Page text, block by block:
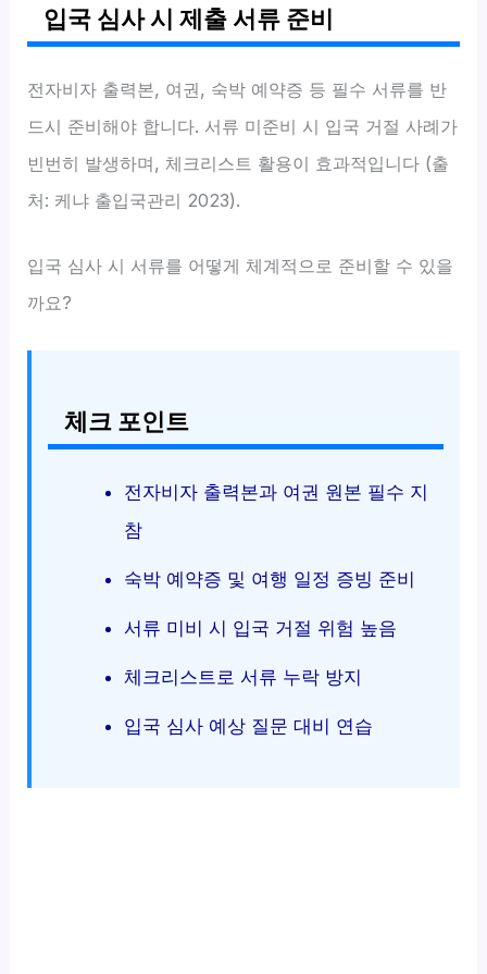
입국 심사 시 제출 서류 준비
전자비자 출력본, 여권, 숙박 예약증 등 필수 서류를 반
드시 준비해야 합니다. 서류 미준비 시 입국 거절 사례가
빈번히 발생하며, 체크리스트 활용이 효과적입니다 (출
처: 케냐 출입국관리 2023).
입국 심사 시 서류를 어떻게 체계적으로 준비할 수 있을
까요?
체크 포인트
전자비자 출력본과 여권 원본 필수 지
참
숙박 예약증 및 여행 일정 증빙 준비
서류 미비 시 입국 거절 위험 높음
체크리스트로 서류 누락 방지
입국 심사 예상 질문 대비 연습